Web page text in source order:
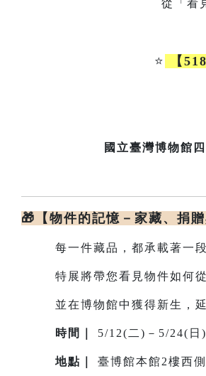
從「看
⭐ 【
國立臺灣博物館
🎁【物件的記憶－家藏、捐
每一件藏品，都承載著一段
特展將帶您看見物件如何從
並在博物館中獲得新生，
時間｜ 5/12(二)－5/24(日
地點 臺博館本館2樓西